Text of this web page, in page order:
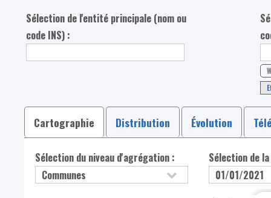
Sélection de l'entité principale (nom ou
code INS) :
Cartographie Distribution Évolution
Sélection du niveau d'agrégation : Sélection de